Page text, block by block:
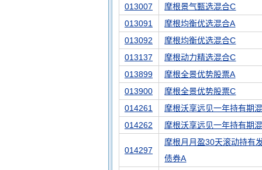
013007
摩根景气甄选混合C
013091
摩根均衡优选混合A
013092
摩根均衡优选混合C
013137
摩根动力精选混合C
013899
摩根全景优势股票A
013900
摩根全景优势股票C
014261
摩根沃享远见一年持有期
014262
摩根沃享远见一年持有期
014297
摩根月月盈30天滚动持有
债券A